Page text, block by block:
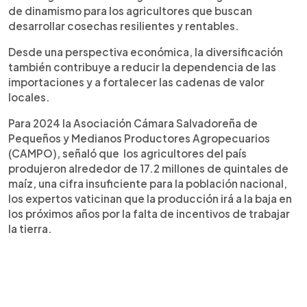
de dinamismo para los agricultores que buscan
desarrollar cosechas resilientes y rentables.
Desde una perspectiva económica, la diversificación
también contribuye a reducir la dependencia de las
importaciones y a fortalecer las cadenas de valor
locales.
Para 2024 la Asociación Cámara Salvadoreña de
Pequeños y Medianos Productores Agropecuarios
(CAMPO), señaló que los agricultores del país
produjeron alrededor de 17.2 millones de quintales de
maíz, una cifra insuficiente para la población nacional,
los expertos vaticinan que la producción irá a la baja en
los próximos años por la falta de incentivos de trabajar
la tierra.